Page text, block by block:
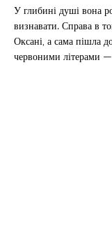
У глибині душі вона
визнавати. Справа в
Оксані, а сама пішла
червоними літерами